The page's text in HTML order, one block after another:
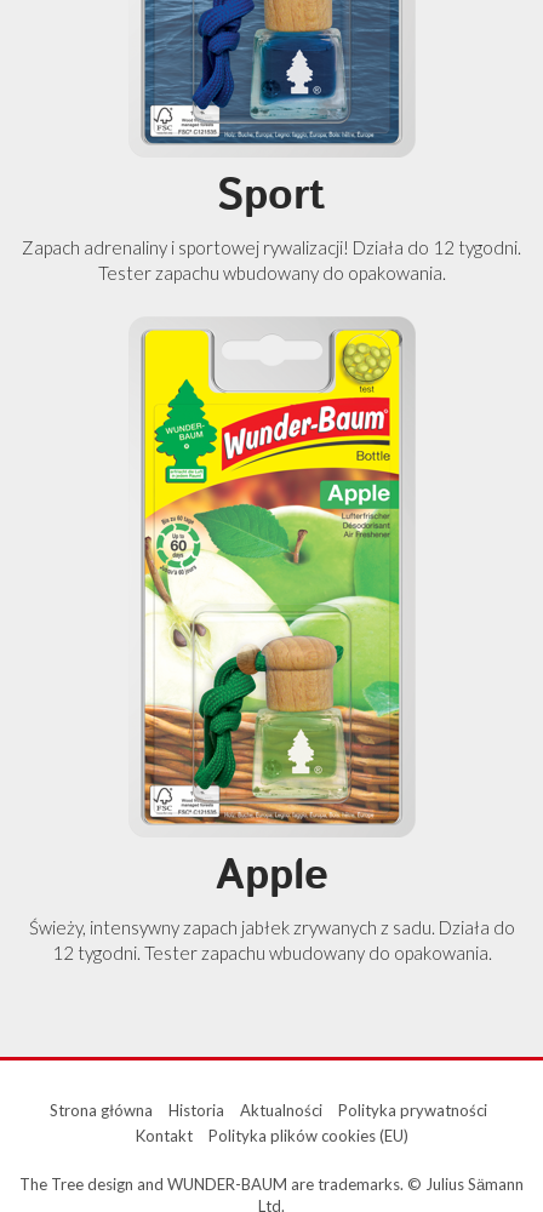
Sport
Zapach adrenaliny i sportowej rywalizacji! Działa do 12 tygodni.
Tester zapachu wbudowany do opakowania.
Apple
Świeży, intensywny zapach jabłek zrywanych z sadu. Działa do
12 tygodni. Tester zapachu wbudowany do opakowania.
Strona główna Historia Aktualności
Polityka prywatności
Kontakt
Polityka plików cookies (EU)
The Tree design and WUNDER-BAUM are trademarks. © Julius Sӓmann
Ltd.